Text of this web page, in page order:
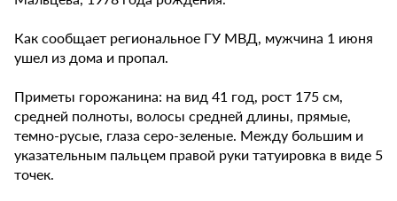
Как сообщает региональное ГУ МВД, мужчина 1 июня
ушел из дома и пропал.
Приметы горожанина: на вид 41 год, рост 175 см,
средней полноты, волосы средней длины, прямые,
темно-русые, глаза серо-зеленые. Между большим и
указательным пальцем правой руки татуировка в виде 5
точек.